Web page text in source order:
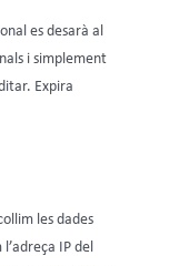
es desarà al
i simplement
Expira
les dades
IP del